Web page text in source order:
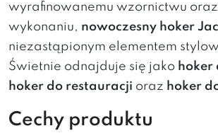
wyrafinowanemu wzornictwu
wykonaniu, nowoczesny hoker
niezastąpionym elementem
Świetnie odnajduje się jako hoker
hoker do restauracji oraz hoker
Cechy produktu